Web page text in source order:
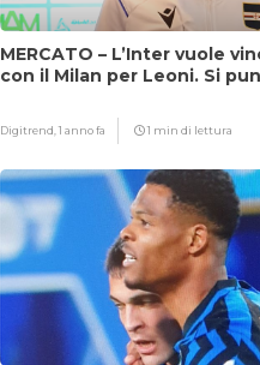
MERCATO – L’Inter vuole
con il Milan per Leoni. Si
Digitrend,1 anno fa 1 min di lettura